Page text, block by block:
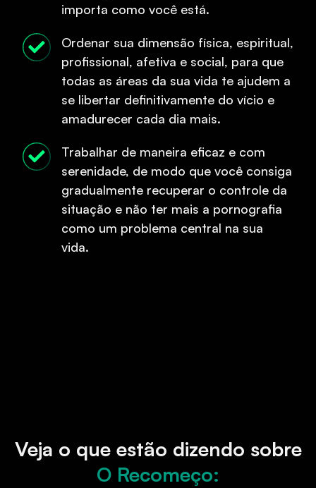
importa como você está.
Ordenar sua dimensão física, espiritual,
profissional, afetiva e social, para que
todas as áreas da sua vida te ajudem a
se libertar definitivamente do vício e
amadurecer cada dia mais.
Trabalhar de maneira eficaz e com
serenidade, de modo que você consiga
gradualmente recuperar o controle da
situação e não ter mais a pornografia
como um problema central na sua
vida.
Veja o que estão dizendo sobre
O Recomeço: